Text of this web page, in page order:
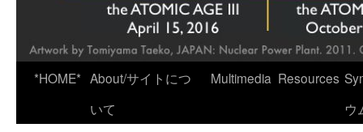
*HOME* About/サイトにつ
いて
Multimedia Resources
ウ